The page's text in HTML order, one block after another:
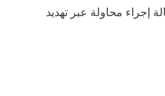
إجراء محاولة عبر تهديد